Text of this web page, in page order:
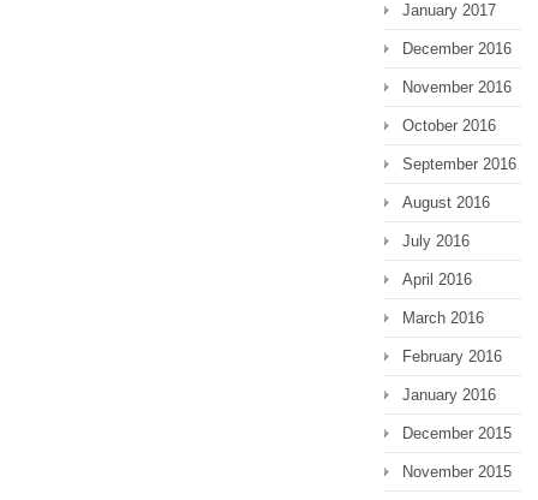
January 2017
December 2016
November 2016
October 2016
September 2016
August 2016
July 2016
April 2016
March 2016
February 2016
January 2016
December 2015
November 2015